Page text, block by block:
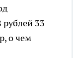
рублей 33
о чем